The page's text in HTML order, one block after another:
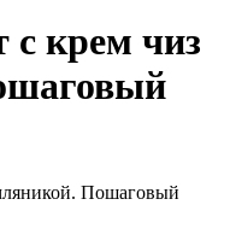
с крем чиз